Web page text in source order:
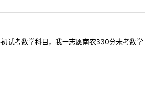
试考数学科目，我一志愿南农330分未考数学